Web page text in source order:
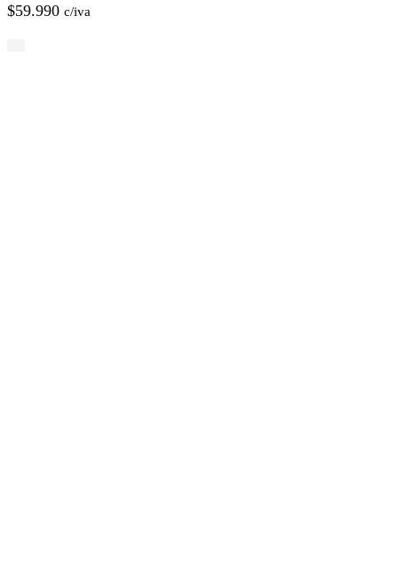
$59.990 c/iva